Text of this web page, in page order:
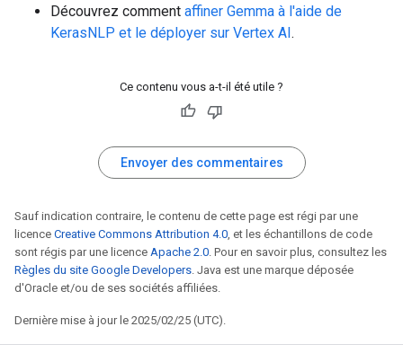
Découvrez comment affiner Gemma à l'aide de
KerasNLP et le déployer sur Vertex AI.
Ce contenu vous a-t-il été utile ?
Envoyer des commentaires
Sauf indication contraire, le contenu de cette page est régi par une
licence Creative Commons Attribution 4.0, et les échantillons de code
sont régis par une licence Apache 2.0. Pour en savoir plus, consultez les
Règles du site Google Developers. Java est une marque déposée
d'Oracle et/ou de ses sociétés affiliées.
Dernière mise à jour le 2025/02/25 (UTC).